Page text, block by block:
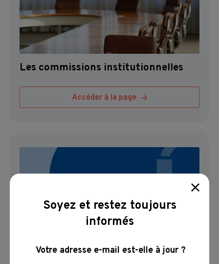
Les commissions institutionnelles
Accéder à la page
Soyez et restez toujours
informés
Votre adresse e-mail est-elle à jour ?